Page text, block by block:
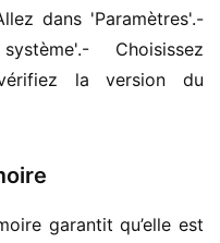
dans 'Paramètres'.-
Choisissez
la version du
garantit qu’elle est